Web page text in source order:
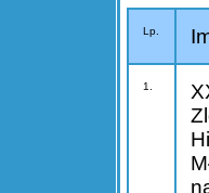
Lp.
1.